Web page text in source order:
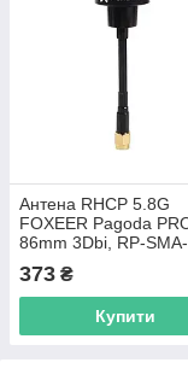
Антена RHCP 5.8G
FOXEER Pagoda
86mm 3Dbi, RP-
прямий, чорна, для
дронів
373 ₴
Купити